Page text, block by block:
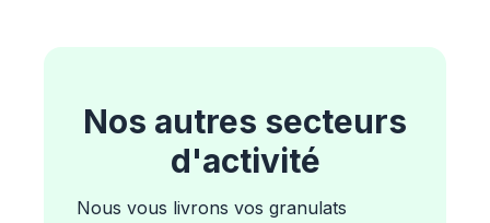
Nos autres secteurs
d'activité
Nous vous livrons vos granulats